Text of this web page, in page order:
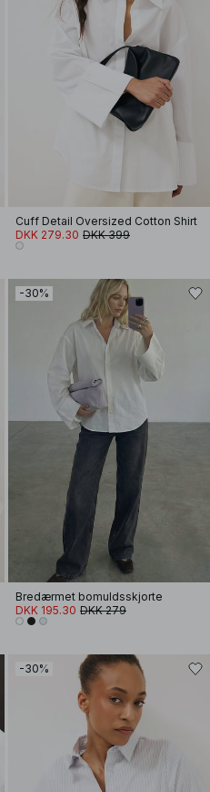
Cuff Detail Oversized Cotton Shirt
DKK 279.30 DKK 399
-30%
Bredærmet bomuldsskjorte
DKK 195.30 DKK 279
-30%